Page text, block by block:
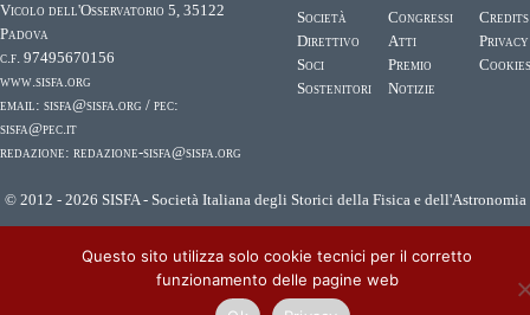
Vicolo dell'Osservatorio 5, 35122
Padova
c.f. 97495670156
www.sisfa.org
email: sisfa@sisfa.org / pec:
sisfa@pec.it
redazione: redazione-sisfa@sisfa.org
Società
Direttivo
Soci
Sostenitori
Congressi
Atti
Premio
Notizie
Credits
Privacy
© 2012 - 2026 SISFA - Società Italiana degli Storici della Fisica e dell'Astronomia
Questo sito utilizza solo cookie tecnici per il corretto
funzionamento delle pagine web